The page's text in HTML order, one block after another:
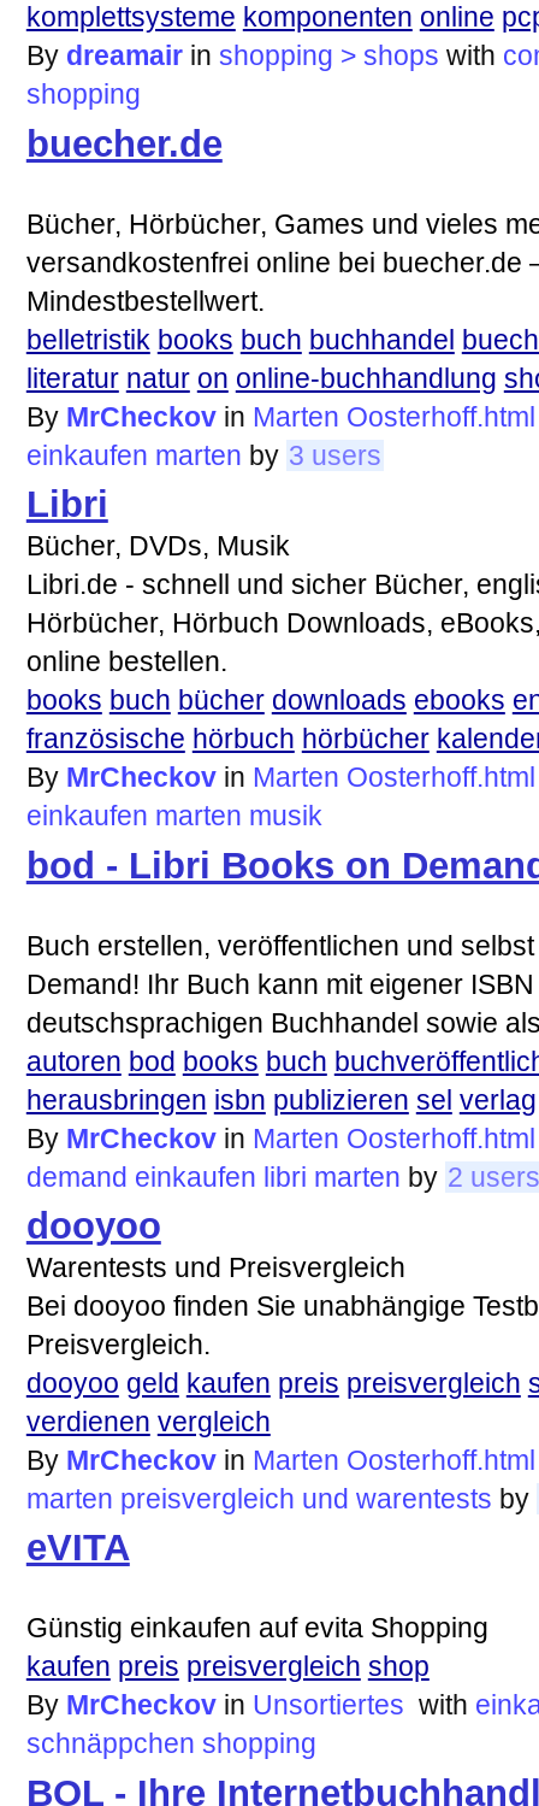
komplettsysteme komponenten online
By dreamair in shopping > shops with
shopping
buecher.de
Bücher, Hörbücher, Games und vieles
versandkostenfrei online bei buecher.de
Mindestbestellwert.
belletristik books buch buchhandel
literatur natur on online-buchhandlung
By MrCheckov in Marten
einkaufen marten by 3 users
Libri
Bücher, DVDs, Musik
Libri.de - schnell und sicher Bücher,
Hörbücher, Hörbuch Downloads,
online bestellen.
books buch bücher downloads ebooks
französische hörbuch hörbücher
By MrCheckov in Marten
einkaufen marten musik
bod - Libri Books on
Buch erstellen, veröffentlichen und
Demand! Ihr Buch kann mit eigener
deutschsprachigen Buchhandel sowie
autoren bod books buch
herausbringen isbn publizieren sel verlag
By MrCheckov in Marten
demand einkaufen libri marten by 2 users
dooyoo
Warentests und Preisvergleich
Bei dooyoo finden Sie unabhängige
Preisvergleich.
dooyoo geld kaufen preis preisvergleich
verdienen vergleich
By MrCheckov in Marten
marten preisvergleich und warentests by
eVITA
Günstig einkaufen auf evita Shopping
kaufen preis preisvergleich shop
By MrCheckov in Unsortiertes with
schnäppchen shopping
BOL - Ihre